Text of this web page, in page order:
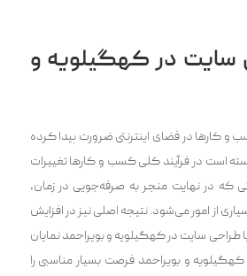
سایت در کهگیلویه و
و کارها در فضای اینترنتی ضرورت پیدا کرده
است در فرآیند کلی کسب و کارها تغییرات
که در نهایت منجر به صرفه‌جویی در زمان،
از امور می‌شود. نتیجه اصلی نیز در افزایش
طراحی سایت در کهگیلویه و بویراحمد نمایان
و بویراحمد فرصت بسیار مناسبی را